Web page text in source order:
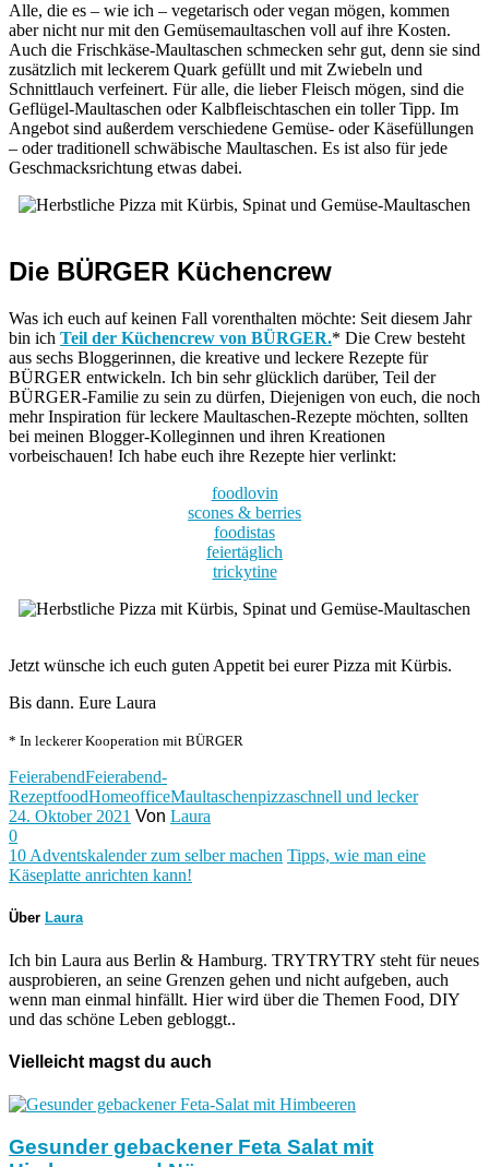
Alle, die es – wie ich – vegetarisch oder vegan mögen, kommen
aber nicht nur mit den Gemüsemaultaschen voll auf ihre Kosten.
Auch die Frischkäse-Maultaschen schmecken sehr gut, denn sie sind
zusätzlich mit leckerem Quark gefüllt und mit Zwiebeln und
Schnittlauch verfeinert. Für alle, die lieber Fleisch mögen, sind die
Geflügel-Maultaschen oder Kalbfleischtaschen ein toller Tipp. Im
Angebot sind außerdem verschiedene Gemüse- oder Käsefüllungen
– oder traditionell schwäbische Maultaschen. Es ist also für jede
Geschmacksrichtung etwas dabei.
Die BÜRGER Küchencrew
Was ich euch auf keinen Fall vorenthalten möchte: Seit diesem Jahr
bin ich Teil der Küchencrew von BÜRGER.* Die Crew besteht
aus sechs Bloggerinnen, die kreative und leckere Rezepte für
BÜRGER entwickeln. Ich bin sehr glücklich darüber, Teil der
BÜRGER-Familie zu sein zu dürfen, Diejenigen von euch, die noch
mehr Inspiration für leckere Maultaschen-Rezepte möchten, sollten
bei meinen Blogger-Kolleginnen und ihren Kreationen
vorbeischauen! Ich habe euch ihre Rezepte hier verlinkt:
foodlovin
scones & berries
foodistas
feiertäglich
trickytine
Jetzt wünsche ich euch guten Appetit bei eurer Pizza mit Kürbis.
Bis dann. Eure Laura
* In leckerer Kooperation mit BÜRGER
FeierabendFeierabend-
RezeptfoodHomeofficeMaultaschenpizzaschnell und lecker
24. Oktober 2021 Von Laura
0
10 Adventskalender zum selber machen Tipps, wie man eine
Käseplatte anrichten kann!
Über Laura
Ich bin Laura aus Berlin & Hamburg. TRYTRYTRY steht für neues
ausprobieren, an seine Grenzen gehen und nicht aufgeben, auch
wenn man einmal hinfällt. Hier wird über die Themen Food, DIY
und das schöne Leben gebloggt..
Vielleicht magst du auch
Gesunder gebackener Feta Salat mit